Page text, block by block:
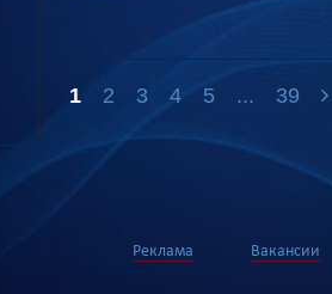
1 2 3 4 5 ... 39
Реклама Вакансии